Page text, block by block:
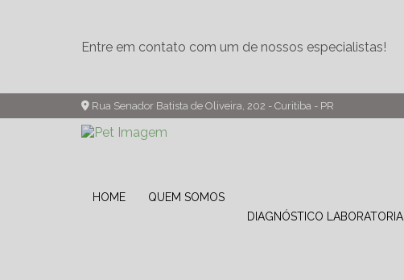
Entre em contato com um de nossos especialistas!
Rua Senador Batista de Oliveira, 202 - Curitiba - PR
HOME QUEM SOMOS
DIAGNÓSTICO LABORATORIAL